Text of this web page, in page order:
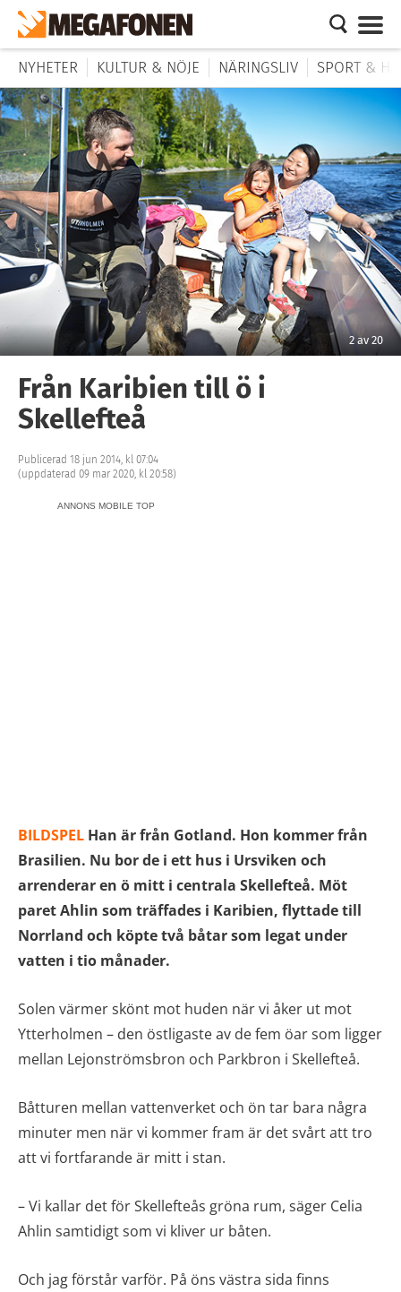
NYHETER KULTUR & NÖJE NÄRINGSLIV SPORT &
2av20
Från Karibien till ö i
Skellefteå
Publicerad 18 jun 2014, kl 07:04
(uppdaterad 09 mar 2020, kl 20:58)
ANNONS MOBILE TOP
BILDSPEL Han är från Gotland. Hon kommer från
Brasilien. Nu bor de i ett hus i Ursviken och
arrenderar en ö mitt i centrala Skellefteå. Möt
paret Ahlin som träffades i Karibien, flyttade till
Norrland och köpte två båtar som legat under
vatten i tio månader.
Solen värmer skönt mot huden när vi åker ut mot
Ytterholmen – den östligaste av de fem öar som ligger
mellan Lejonströmsbron och Parkbron i Skellefteå.
Båtturen mellan vattenverket och ön tar bara några
minuter men när vi kommer fram är det svårt att tro
att vi fortfarande är mitt i stan.
– Vi kallar det för Skellefteås gröna rum, säger Celia
Ahlin samtidigt som vi kliver ur båten.
Och jag förstår varför. På öns västra sida finns